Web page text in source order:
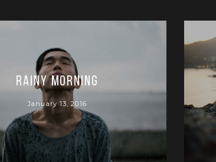
rainy morning
January 13, 2016